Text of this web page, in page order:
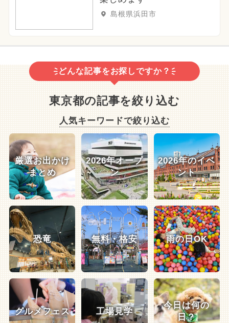
島根県浜田市
どんな記事をお探しですか？
東京都の記事を絞り込む
人気キーワードで絞り込む
厳選お出かけ
まとめ
2026年オープ
ン
2026年のイベ
ント
恐竜 無料・格安 雨の日OK
グルメフェス 工場見学
今日は何の
日？